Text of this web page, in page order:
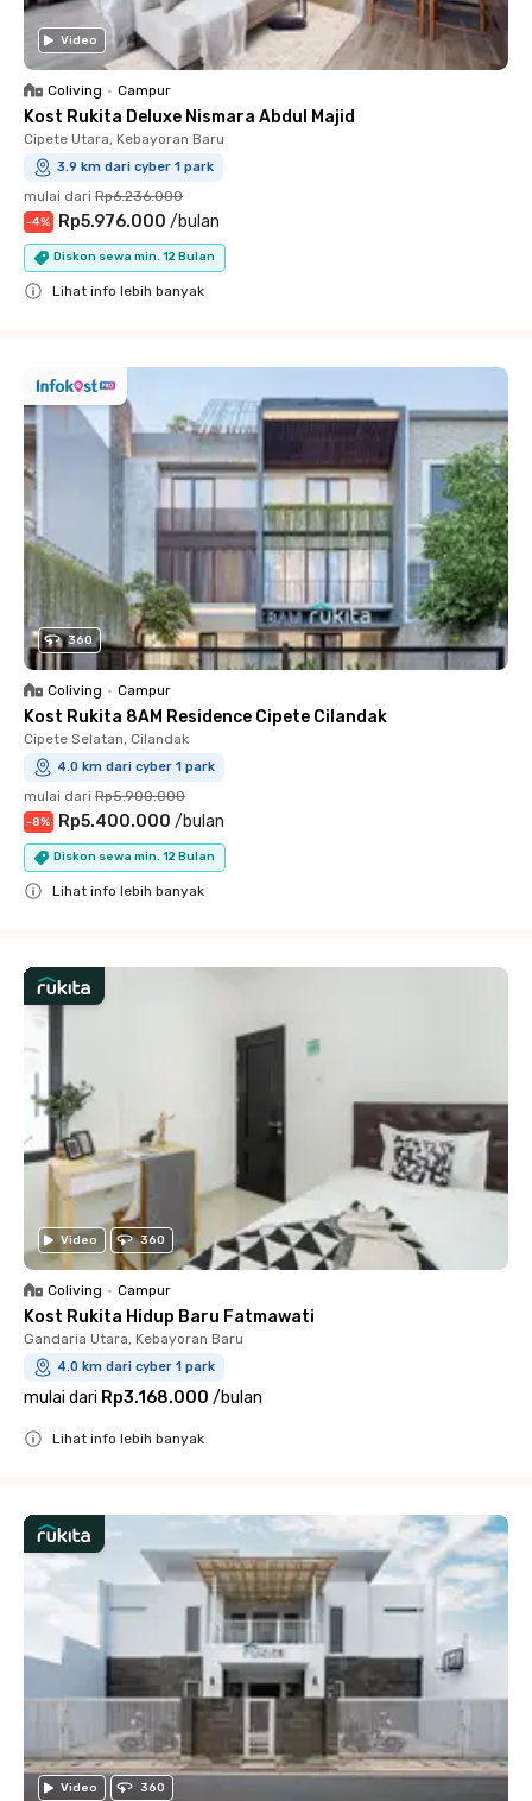
Video
Coliving • Campur
Kost Rukita Deluxe Nismara Abdul Majid
Cipete Utara, Kebayoran Baru
3.9 km dari cyber 1 park
mulai dari Rp6.236.000
-4% Rp5.976.000 /bulan
Diskon sewa min. 12 Bulan
Lihat info lebih banyak
360
Coliving • Campur
Kost Rukita 8AM Residence Cipete Cilandak
Cipete Selatan, Cilandak
4.0 km dari cyber 1 park
mulai dari Rp5.900.000
-8% Rp5.400.000 /bulan
Diskon sewa min. 12 Bulan
Lihat info lebih banyak
Video 360
Coliving • Campur
Kost Rukita Hidup Baru Fatmawati
Gandaria Utara, Kebayoran Baru
4.0 km dari cyber 1 park
mulai dari Rp3.168.000 /bulan
Lihat info lebih banyak
Video 360